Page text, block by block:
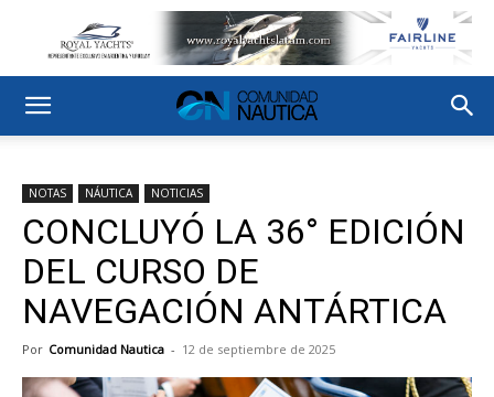
NOTAS NÁUTICA NOTICIAS
CONCLUYÓ LA 36° EDICIÓN
DEL CURSO DE
NAVEGACIÓN ANTÁRTICA
Por Comunidad Nautica - 12 de septiembre de 2025